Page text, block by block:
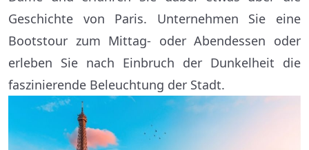
Geschichte von Paris. Unternehmen Sie eine
Bootstour zum Mittag- oder Abendessen oder
erleben Sie nach Einbruch der Dunkelheit die
faszinierende Beleuchtung der Stadt.